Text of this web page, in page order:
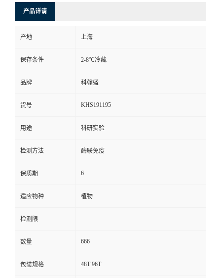
产品详请
产地 上海
保存条件 2-8℃冷藏
品牌 科翰盛
货号 KHS191195
用途 科研实验
检测方法 酶联免疫
保质期 6
适应物种 植物
检测限
数量 666
包装规格 48T 96T